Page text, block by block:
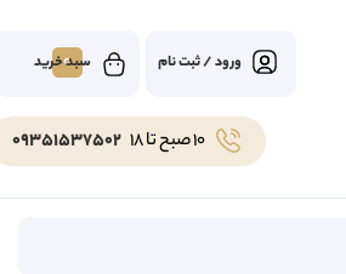
ورود / ثبت نام 0
10 صبح تا 18 09351537502